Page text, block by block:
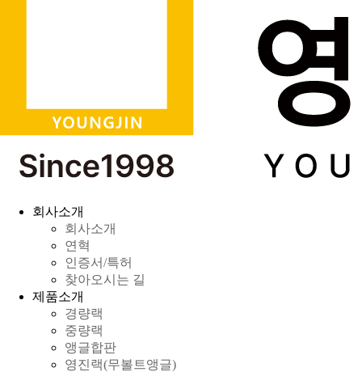
회사소개
회사소개
연혁
인증서/특허
찾아오시는 길
제품소개
경량랙
중량랙
앵글합판
영진랙(무볼트앵글)